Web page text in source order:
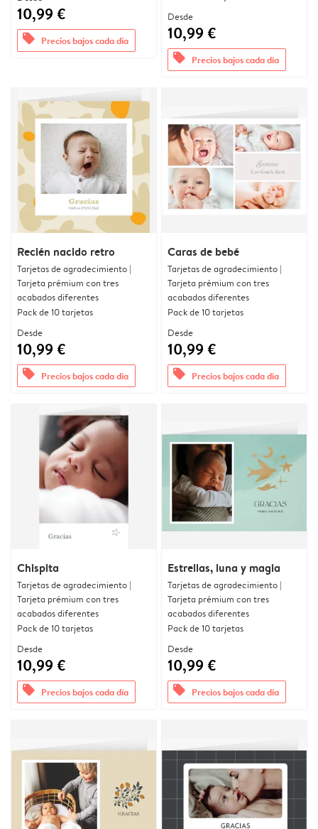
10,99 €
offers Precios bajos cada día
Desde
10,99 €
offers Precios bajos cada día
Recién nacido retro
Tarjetas de agradecimiento |
Tarjeta prémium con tres
acabados diferentes
Pack de 10 tarjetas
Desde
10,99 €
offers Precios bajos cada día
Caras de bebé
Tarjetas de agradecimiento |
Tarjeta prémium con tres
acabados diferentes
Pack de 10 tarjetas
Desde
10,99 €
offers Precios bajos cada día
Chispita
Tarjetas de agradecimiento |
Tarjeta prémium con tres
acabados diferentes
Pack de 10 tarjetas
Desde
10,99 €
offers Precios bajos cada día
Estrellas, luna y magia
Tarjetas de agradecimiento |
Tarjeta prémium con tres
acabados diferentes
Pack de 10 tarjetas
Desde
10,99 €
offers Precios bajos cada día